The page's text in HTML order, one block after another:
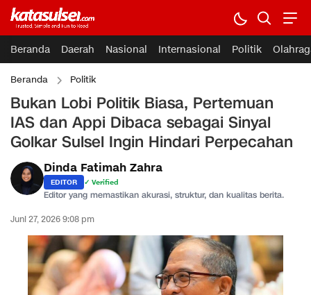
Beranda Daerah Nasional Internasional Politik
Beranda Politik
Bukan Lobi Politik Biasa, Pertemuan
IAS dan Appi Dibaca sebagai Sinyal
Golkar Sulsel Ingin Hindari Perpecahan
Dinda Fatimah Zahra
EDITOR ✓ Verified
Editor yang memastikan akurasi, struktur, dan kualitas berita.
Juni 27, 2026 9:08 pm